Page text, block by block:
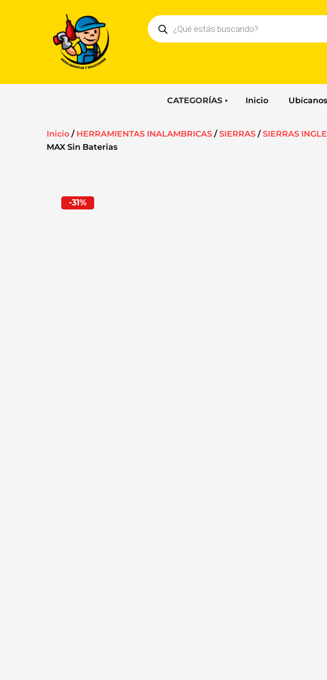
Búsqueda
de
productos
CATEGORÍAS Inicio Ubícanos
Inicio / HERRAMIENTAS INALAMBRICAS / SIERRAS / SIERRAS
MAX Sin Baterias
-31%